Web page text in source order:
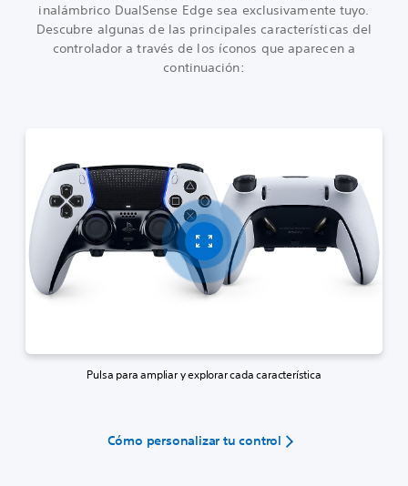
inalámbrico DualSense Edge sea exclusivamente tuyo.
Descubre algunas de las principales características del
controlador a través de los íconos que aparecen a
continuación:
Pulsa para ampliar y explorar cada característica
Cómo personalizar tu control